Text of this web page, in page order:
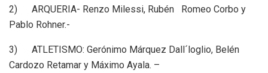
2) ARQUERIA- Renzo Milessi, Rubén Romeo Corbo y
Pablo Rohner.-
3) ATLETISMO: Gerónimo Márquez Dall´loglio, Belén
Cardozo Retamar y Máximo Ayala. –